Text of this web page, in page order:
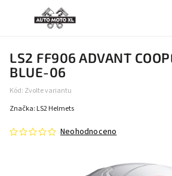
LS2 FF906 ADVANT
BLUE-06
Kód: Zvolte variantu
Neohodnoceno
Značka: LS2 Helmets